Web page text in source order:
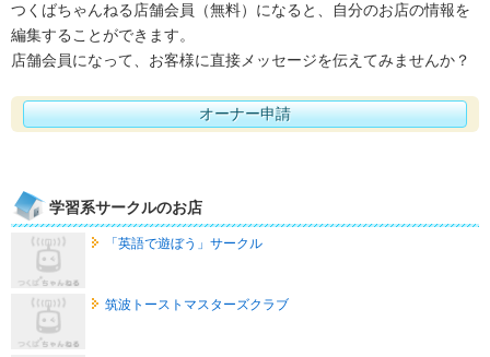
つくばちゃんねる店舗会員（無料）になると、自分のお店の情報を
編集することができます。
店舗会員になって、お客様に直接メッセージを伝えてみませんか？
オーナー申請
学習系サークルのお店
「英語で遊ぼう」サークル
筑波トーストマスターズクラブ